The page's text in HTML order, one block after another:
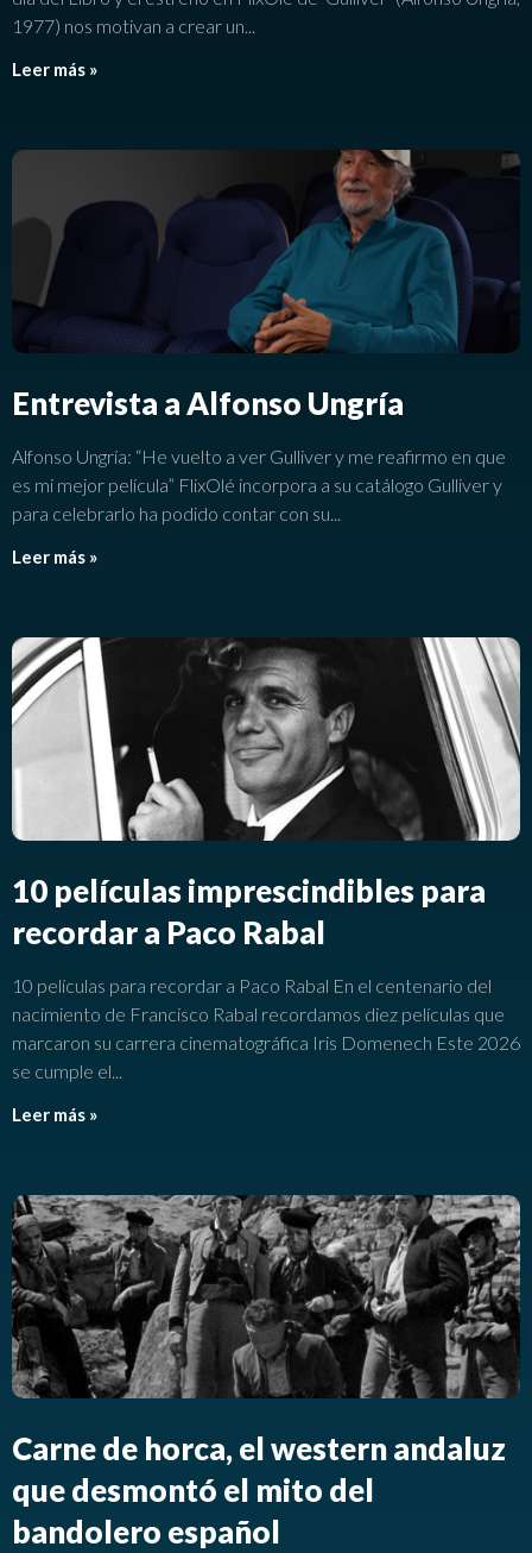
1977) nos motivan a crear un
Leer más »
Entrevista a Alfonso Ungría
Alfonso Ungría: “He vuelto a ver Gulliver y me reafirmo en que
es mi mejor película” FlixOlé incorpora a su catálogo Gulliver y
para celebrarlo ha podido contar con su
Leer más »
10 películas imprescindibles para
recordar a Paco Rabal
10 películas para recordar a Paco Rabal En el centenario del
nacimiento de Francisco Rabal recordamos diez películas que
marcaron su carrera cinematográfica Iris Domenech Este 2026
se cumple el
Leer más »
Carne de horca, el western andaluz
que desmontó el mito del
bandolero español